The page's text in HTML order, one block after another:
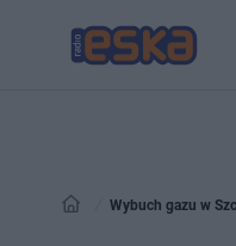
Wybuch gazu w